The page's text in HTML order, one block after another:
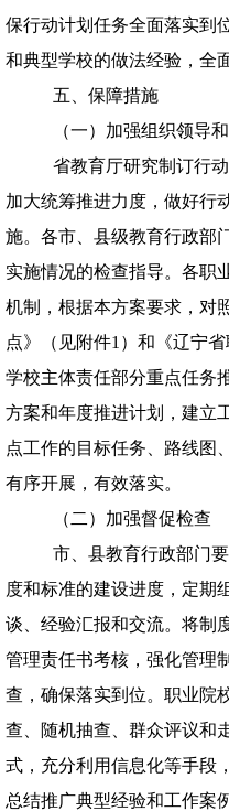
保行动计划任务全面落实到
和典型学校的做法经验，全
五、保障措施
（一）加强组织领导
省教育厅研究制订行
加大统筹推进力度，做好行
施。各市、县级教育行政部
实施情况的检查指导。各职
机制，根据本方案要求，对
点》（见附件1 ）和《辽宁
学校主体责任部分重点任务
方案和年度推进计划，建立
点工作的目标任务、路线图
有序开展，有效落实。
（二）加强督促检查
市、县教育行政部门
度和标准的建设进度，定期
谈、经验汇报和交流。将制
管理责任书考核，强化管理
查，确保落实到位。职业院
查、随机抽查、群众评议和
式，充分利用信息化等手段
总结推广典型经验和工作案